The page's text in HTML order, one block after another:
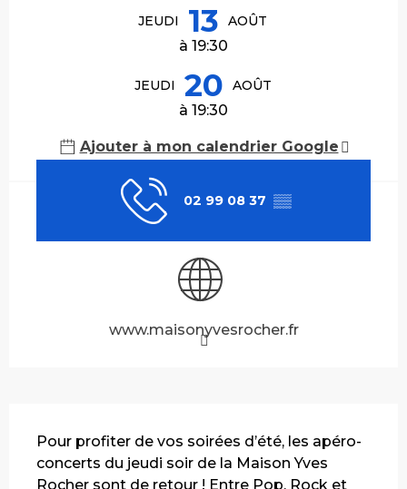
JEUDI 13 AOÛT
à 19:30
JEUDI 20 AOÛT
à 19:30
Ajouter à mon calendrier Google
02 99 08 37 ▒▒
www.maisonyvesrocher.fr
Pour profiter de vos soirées d’été, les apéro-
concerts du jeudi soir de la Maison Yves
Rocher sont de retour ! Entre Pop, Rock et